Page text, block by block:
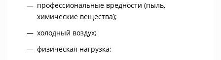
профессиональные вредности (пыль,
химические вещества);
холодный воздух;
физическая нагрузка;